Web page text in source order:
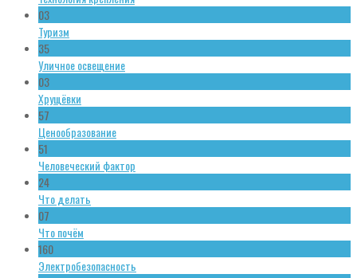
03
Туризм
35
Уличное освещение
03
Хрущёвки
57
Ценообразование
51
Человеческий фактор
24
Что делать
07
Что почём
160
Электробезопасность